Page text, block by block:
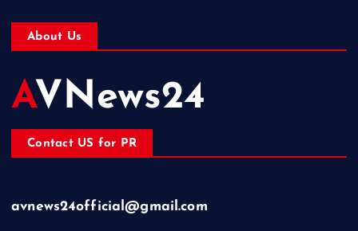
About Us
AVNews24
Contact US for PR
avnews24official@gmail.com